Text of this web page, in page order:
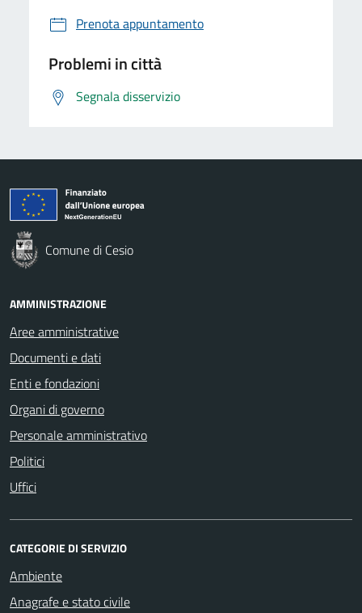
Prenota appuntamento
Problemi in città
Segnala disservizio
Comune di Cesio
AMMINISTRAZIONE
Aree amministrative
Documenti e dati
Enti e fondazioni
Organi di governo
Personale amministrativo
Politici
Uffici
CATEGORIE DI SERVIZIO
Ambiente
Anagrafe e stato civile